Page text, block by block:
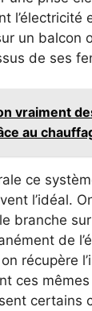
l’électricité
un balcon
de ses
vraiment
au
ce
l’idéal.
branche
de
récupère
ces
certains